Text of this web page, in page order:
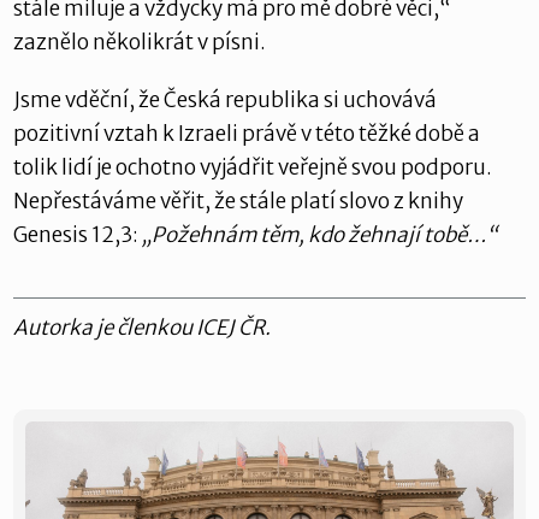
stále miluje a vždycky má pro mě dobré věci,“
zaznělo několikrát v písni.
Jsme vděční, že Česká republika si uchovává
pozitivní vztah k Izraeli právě v této těžké době a
tolik lidí je ochotno vyjádřit veřejně svou podporu.
Nepřestáváme věřit, že stále platí slovo z knihy
Genesis 12,3: „Požehnám těm, kdo žehnají tobě…“
Autorka je členkou ICEJ ČR.